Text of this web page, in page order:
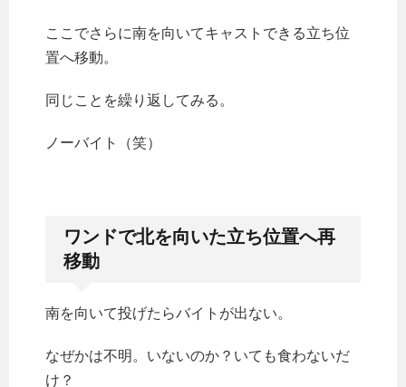
ここでさらに南を向いてキャストできる立ち位
置へ移動。
同じことを繰り返してみる。
ノーバイト（笑）
ワンドで北を向いた立ち位置へ再
移動
南を向いて投げたらバイトが出ない。
なぜかは不明。いないのか？いても食わないだ
け？